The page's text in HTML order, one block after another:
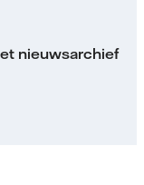
nieuwsarchief